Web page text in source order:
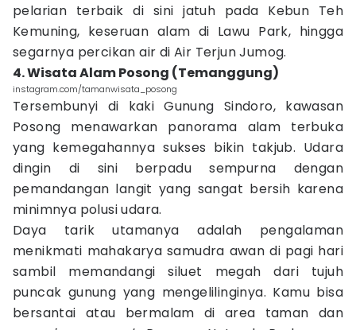
pelarian terbaik di sini jatuh pada Kebun Teh
Kemuning, keseruan alam di Lawu Park, hingga
segarnya percikan air di Air Terjun Jumog.
4. Wisata Alam Posong (Temanggung)
instagram.com/tamanwisata_posong
Tersembunyi di kaki Gunung Sindoro, kawasan
Posong menawarkan panorama alam terbuka
yang kemegahannya sukses bikin takjub. Udara
dingin di sini berpadu sempurna dengan
pemandangan langit yang sangat bersih karena
minimnya polusi udara.
Daya tarik utamanya adalah pengalaman
menikmati mahakarya samudra awan di pagi hari
sambil memandangi siluet megah dari tujuh
puncak gunung yang mengelilinginya. Kamu bisa
bersantai atau bermalam di area taman dan